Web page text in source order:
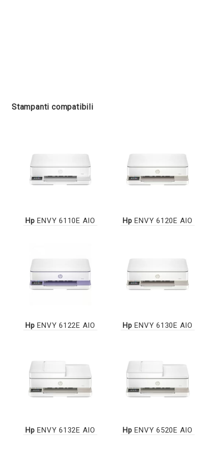
Stampanti compatibili
Hp ENVY 6110E AIO Hp ENVY 6120E AIO
Hp ENVY 6122E AIO Hp ENVY 6130E AIO
Hp ENVY 6132E AIO Hp ENVY 6520E AIO